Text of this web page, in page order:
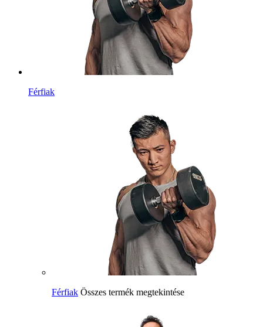
Férfiak
Férfiak Összes termék megtekintése